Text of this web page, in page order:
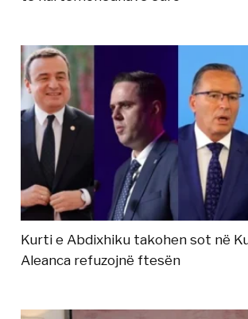
Kurti e Abdixhiku takohen sot në
Aleanca refuzojnë ftesën